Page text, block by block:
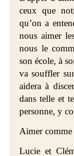
ceux que
qu’on a
nous aimer
nous le
son école, à
va souffler
aidera à
dans telle et
personne, y
Aimer
Lucie et